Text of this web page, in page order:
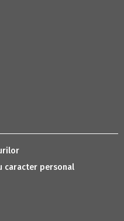
caracter personal